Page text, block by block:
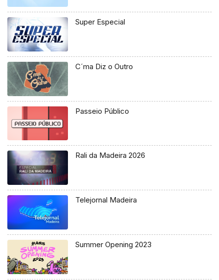
Super Especial
C´ma Diz o Outro
Passeio Público
Rali da Madeira 2026
Telejornal Madeira
Summer Opening 2023